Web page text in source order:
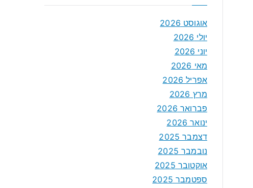
אוגוסט 2026
יולי 2026
יוני 2026
מאי 2026
אפריל 2026
מרץ 2026
פברואר 2026
ינואר 2026
דצמבר 2025
נובמבר 2025
אוקטובר 2025
ספטמבר 2025